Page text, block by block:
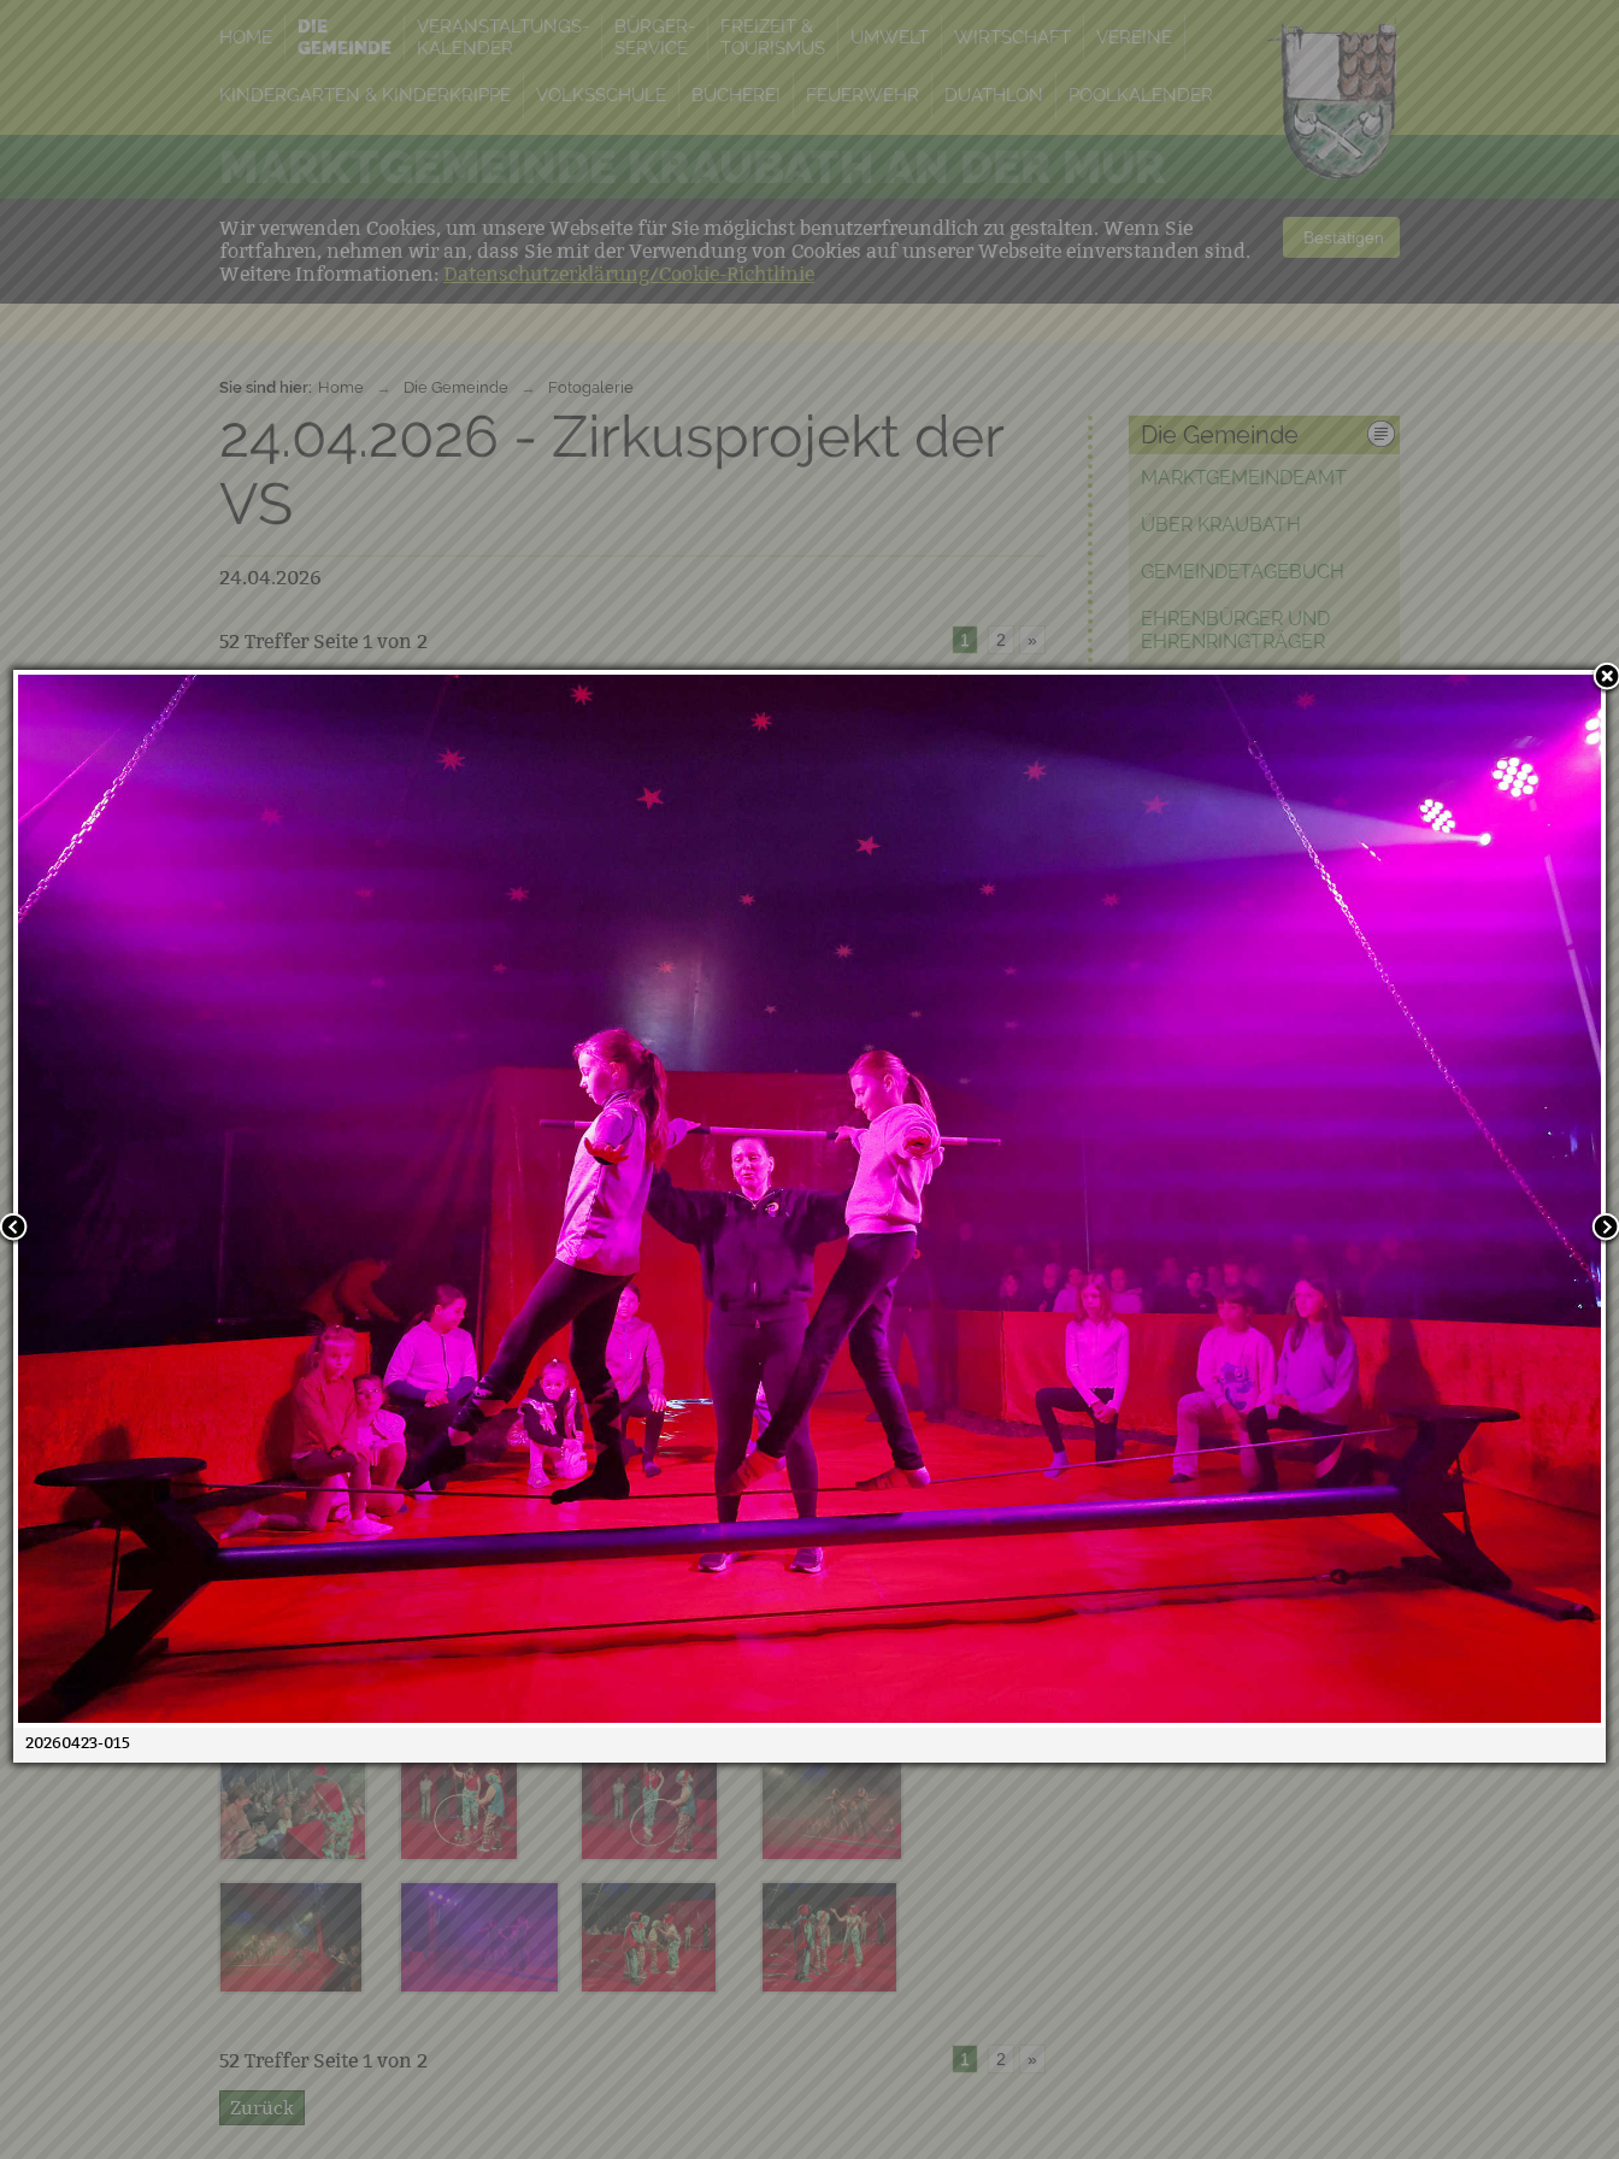
HOME
DIE
GEMEINDE
VERANSTALTUNGS-
KALENDER
BÜRGER-
SERVICE
FREIZEIT &
TOURISMUS
UMWELT WIRTSCHAFT VEREINE
KINDERGARTEN & KINDERKRIPPE VOLKSSCHULE BÜCHEREI FEUERWEHR DUATHLON POOLKALENDER
MARKTGEMEINDE KRAUBATH AN DER MUR
Wir verwenden Cookies, um unsere Webseite für Sie möglichst benutzerfreundlich zu gestalten. Wenn Sie
fortfahren, nehmen wir an, dass Sie mit der Verwendung von Cookies auf unserer Webseite einverstanden sind.
Weitere Informationen: Datenschutzerklärung/Cookie-Richtlinie
Bestätigen
Sie sind hier: Home → Die Gemeinde → Fotogalerie
24.04.2026 - Zirkusprojekt der
VS
24.04.2026
52 Treffer Seite 1 von 2 »
1 2
52 Treffer Seite 1 von 2 »
1 2
Zurück
Die Gemeinde
MARKTGEMEINDEAMT
ÜBER KRAUBATH
GEMEINDETAGEBUCH
EHRENBÜRGER UND
EHRENRINGTRÄGER
POLITIK IN KRAUBATH
BAUEN & WOHNEN
PFARRE
PARTNERGEMEINDE
20260423-015